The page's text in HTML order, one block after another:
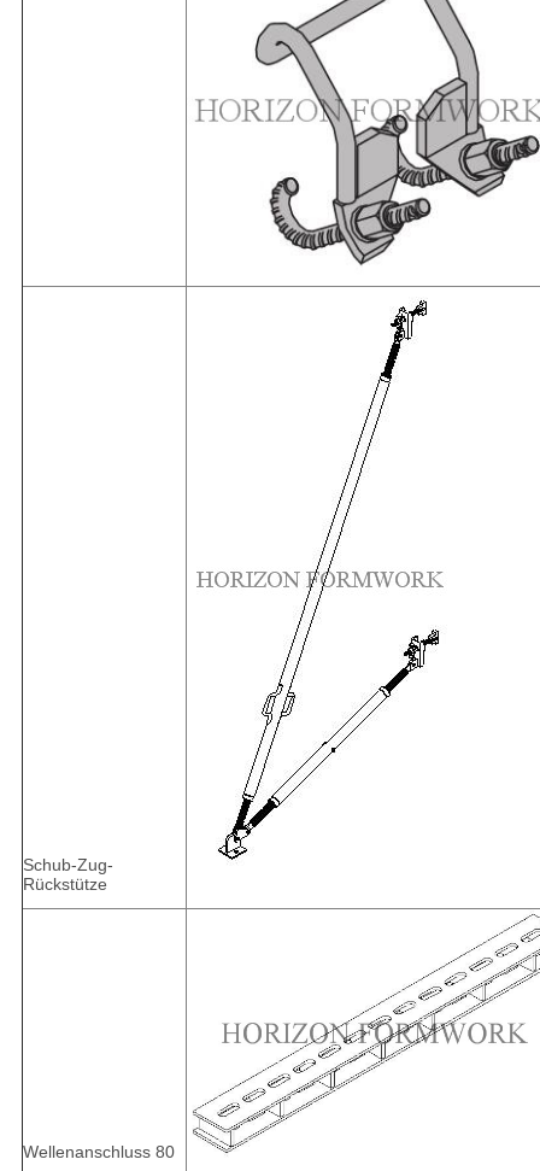
Schub-Zug-
Rückstütze
Wellenanschluss 80